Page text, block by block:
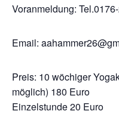
Voranmeldung:
Email:
Preis: 10 wöchiger
möglich) 180 Euro
Einzelstunde 20 Euro